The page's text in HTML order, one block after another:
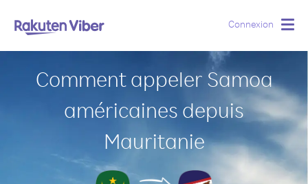
Connexion
Comment appeler Samoa
américaines depuis
Mauritanie